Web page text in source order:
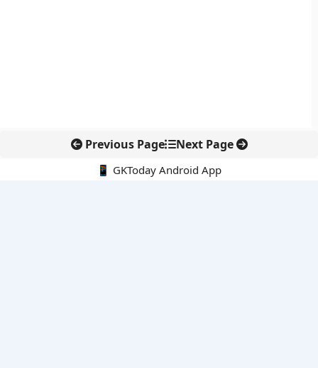
Previous Page Next Page
📱 GKToday Android App